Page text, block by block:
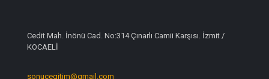
Cedit Mah. İnönü Cad. No:314 Çınarlı Camii Karşısı. İzmit /
KOCAELİ
sonucegitim@gmail.com